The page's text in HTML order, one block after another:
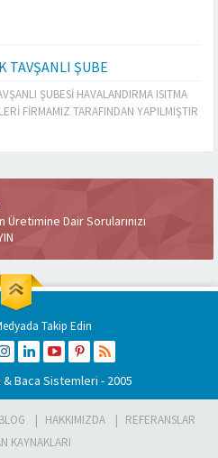
TAVŞANLI ŞUBE
ŞUBESİ HAVALANDIRMA ISITMA
FİRMAMIZ TARAFINDAN YAPILMIŞTIR
Üretimine Dair Sorularınızı
Takip Edin
& Baca Sistemleri - 2005
BLOG HAKKIMIZDA
REFERANSLAR
KAYNAKLARI